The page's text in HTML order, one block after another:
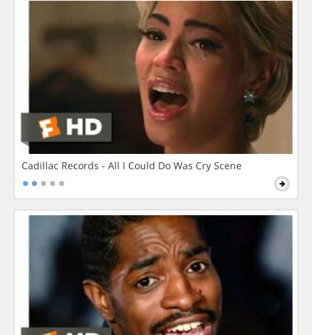
Cadillac Records - All I Could Do Was Cry Scene